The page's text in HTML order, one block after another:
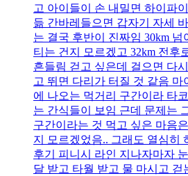
고 아이들이 손 내밀면 하이파
듦 간바레들으면 갑자기 자세
는 결국 후반이 진짜임 30km 넘
티는 건지 모르겠고 32km 전후
흔들림 걷고 싶은데 걸으면 다
고 뛰면 다리가 터질 것 같음
에 나오는 먹거리 구간이라 타
는 간식들이 보임 근데 문제는
구간이라는 것 먹고 싶은 마음
지 모르겠었음.. 그래도 열심히
후기 피니시 라인 지나자마자
달 받고 타월 받고 물 마시고